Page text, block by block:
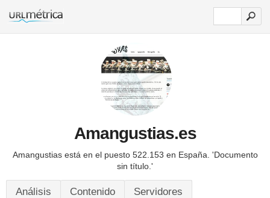
Amangustias.es
Amangustias está en el puesto 522.153 en España. 'Documento
sin título.'
Análisis Contenido Servidores